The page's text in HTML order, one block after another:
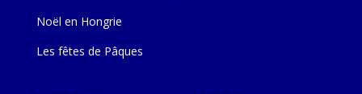
Noël en Hongrie
Les fêtes de Pâques